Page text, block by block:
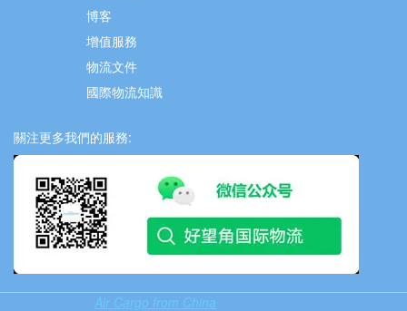
博客
增值服務
物流文件
國際物流知識
關注更多我們的服務:
Air Cargo from China